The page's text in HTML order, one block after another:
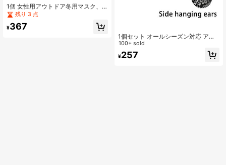
1個 女性用アウトドア冬用マスク、
高品質フェイクファー スキー アイプ
ロテクション 防風 厚手 防寒フェイ
スカバー
残り 3 点
¥367
1個セット オールシーズン対応 アウ
トドア日よけフェイスマスク ネック
ゲイター、アイスシルク通気性ネッ
クウォーマー 男女兼用、サイクリン
100+ sold
¥257